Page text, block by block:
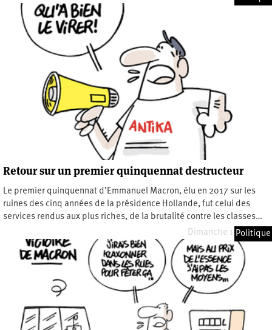
Retour sur un premier quinquennat destructeur
Le premier quinquennat d’Emmanuel Macron, élu en 2017 sur les
ruines des cinq années de la présidence Hollande, fut celui des
services rendus aux plus riches, de la brutalité contre les classes…
Dimanche 1 mai 2022
Politique